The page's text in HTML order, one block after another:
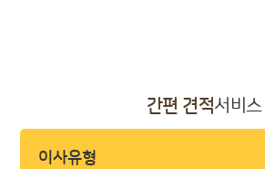
간편 견적서비스
이사유형